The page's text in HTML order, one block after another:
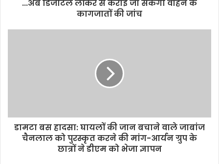
...अब डिजीटल लॉकर से कराई जा सकेगी वाहन के
कागजातों की जांच
डामटा बस हादसा: घायलों की जान बचाने वाले जाबांज
चैनलाल को पुरस्कृत करने की मांग-आर्यन ग्रुप के
छात्रों ने डीएम को भेजा ज्ञापन